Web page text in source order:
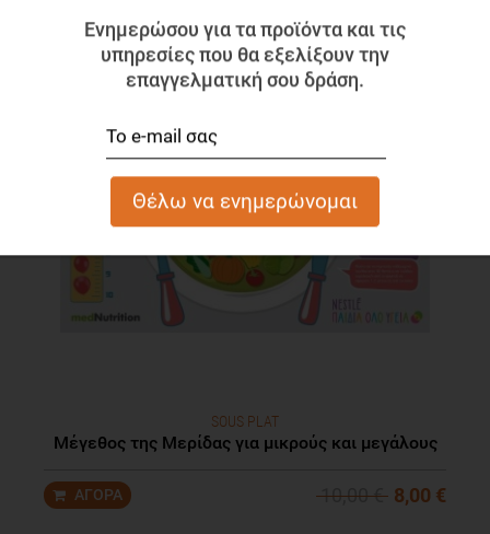
SOUS PLAT
Μέγεθος της Μερίδας για μικρούς και μεγάλους
10,00 € 8,00 €
Ενημερώσου για τα προϊόντα και τις
υπηρεσίες που θα εξελίξουν την
επαγγελματική σου δράση.